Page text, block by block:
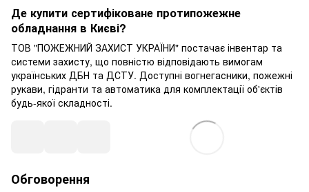
Де купити сертифіковане протипожежне
обладнання в Києві?
ТОВ "ПОЖЕЖНИЙ ЗАХИСТ УКРАЇНИ" постачає інвентар та
системи захисту, що повністю відповідають вимогам
українських ДБН та ДСТУ. Доступні вогнегасники, пожежні
рукави, гідранти та автоматика для комплектації об'єктів
будь-якої складності.
Обговорення